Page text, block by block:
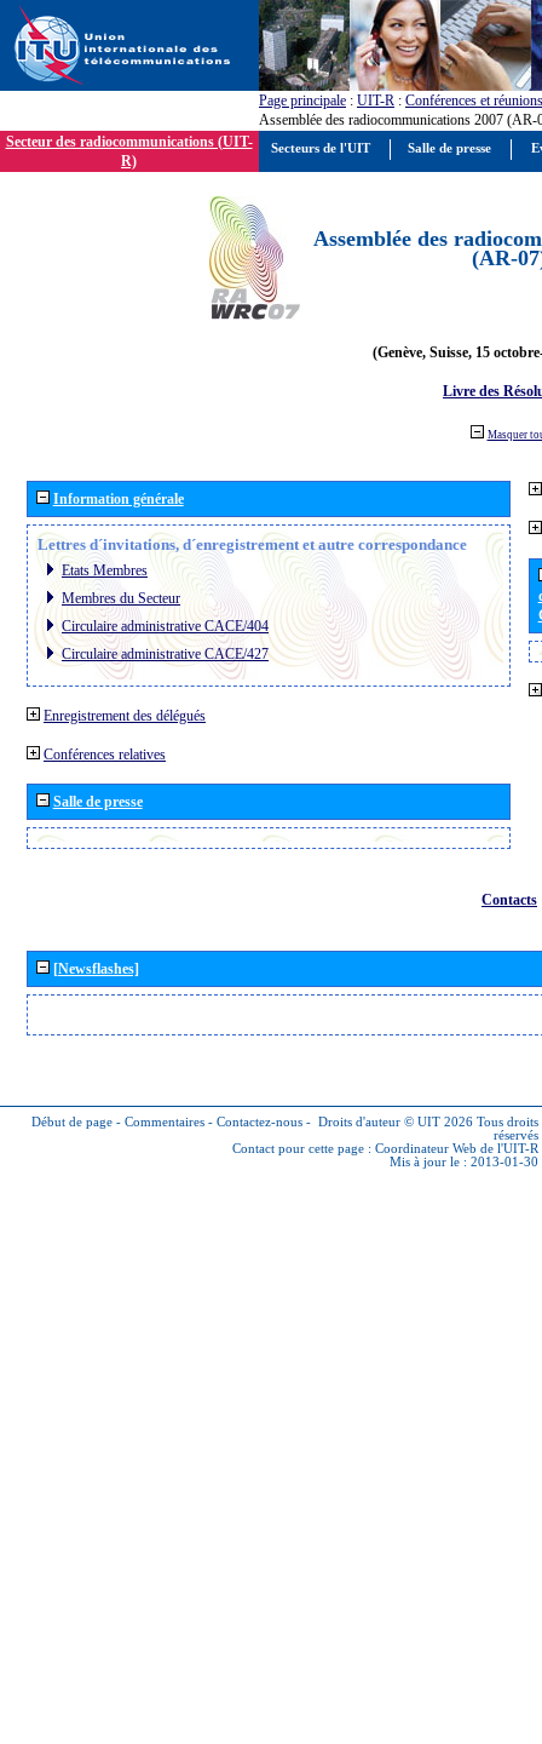
Page principale : UIT-R : Conférences et réunions
Assemblée des radiocommunications 2007 (AR-
Secteur des radiocommunications (UIT-
R)
Assemblée des
(AR-
(Genève, Suisse, 15
Livre des
Masquer
Information générale
Lettres d´invitations, d´enregistrement et autre correspondance
Etats Membres
Membres du Secteur
Circulaire administrative CACE/404
Circulaire administrative CACE/427
Enregistrement des délégués
Conférences relatives
Salle de presse
Contacts
[Newsflashes]
Début de page - Commentaires - Contactez-nous - Droits d'auteur © UIT 2026 Tous droits
réservés
Contact pour cette page : Coordinateur Web de l'UIT-R
Mis à jour le : 2013-01-30
Secteurs de l'UIT Salle de presse